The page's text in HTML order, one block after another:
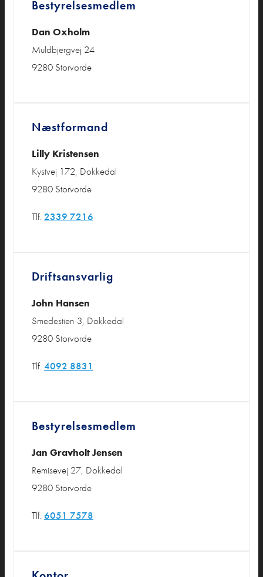
Bestyrelsesmedlem
Dan Oxholm
Muldbjergvej 24
9280 Storvorde
Næstformand
Lilly Kristensen
Kystvej 172, Dokkedal
9280 Storvorde
Tlf.2339 7216
Driftsansvarlig
John Hansen
Smedestien 3, Dokkedal
9280 Storvorde
Tlf.4092 8831
Bestyrelsesmedlem
Jan Gravholt Jensen
Remisevej 27, Dokkedal
9280 Storvorde
Tlf.6051 7578